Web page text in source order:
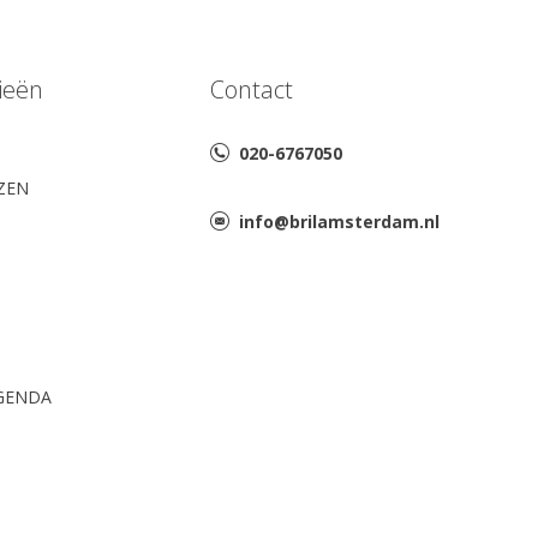
Contact
020-6767050
info@brilamsterdam.nl